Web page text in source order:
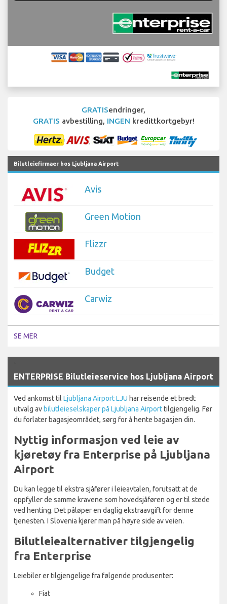
GRATISendringer,
GRATIS avbestilling, INGEN kredittkortgebyr!
Bilutleiefirmaer hos Ljubljana Airport
Avis
Green Motion
Flizzr
Budget
Carwiz
SE MER
ENTERPRISE Bilutleieservice hos Ljubljana Airport
Ved ankomst til Ljubljana Airport LJU har reisende et bredt
utvalg avbilutleieselskaper på Ljubljana Airporttilgjengelig. Før
du forlater bagasjeområdet, sørg for å hente bagasjen din.
Nyttig informasjon ved leie av
kjøretøy fra Enterprise på Ljubljana
Airport
Du kan legge til ekstra sjåfører i leieavtalen, forutsatt at de
oppfyller de samme kravene som hovedsjåføren og er til stede
ved henting. Det påløper en daglig ekstraavgift for denne
tjenesten. I Slovenia kjører man på høyre side av veien.
Bilutleiealternativer tilgjengelig
fra Enterprise
Leiebiler er tilgjengelige fra følgende produsenter:
Fiat